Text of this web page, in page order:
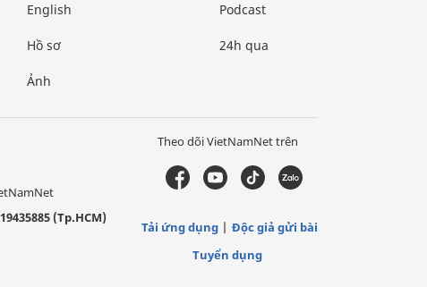
English
Hồ sơ
Ảnh
Podcast
24h qua
(Tp.HCM)
Theo dõi VietNamNet trên
Tải ứng dụng
Độc giả gửi bài
Tuyển dụng